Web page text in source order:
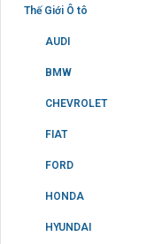
Thế Giới Ô tô
AUDI
BMW
CHEVROLET
FIAT
FORD
HONDA
HYUNDAI